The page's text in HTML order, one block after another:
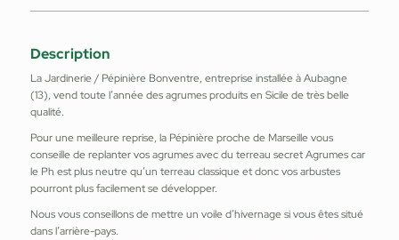
Description
La Jardinerie / Pépinière Bonventre, entreprise installée à Aubagne
(13), vend toute l’année des agrumes produits en Sicile de très belle
qualité.
Pour une meilleure reprise, la Pépinière proche de Marseille vous
conseille de replanter vos agrumes avec du terreau secret Agrumes car
le Ph est plus neutre qu’un terreau classique et donc vos arbustes
pourront plus facilement se développer.
Nous vous conseillons de mettre un voile d’hivernage si vous êtes situé
dans l’arrière-pays.